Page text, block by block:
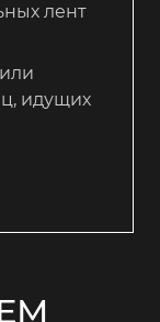
лент
идущих